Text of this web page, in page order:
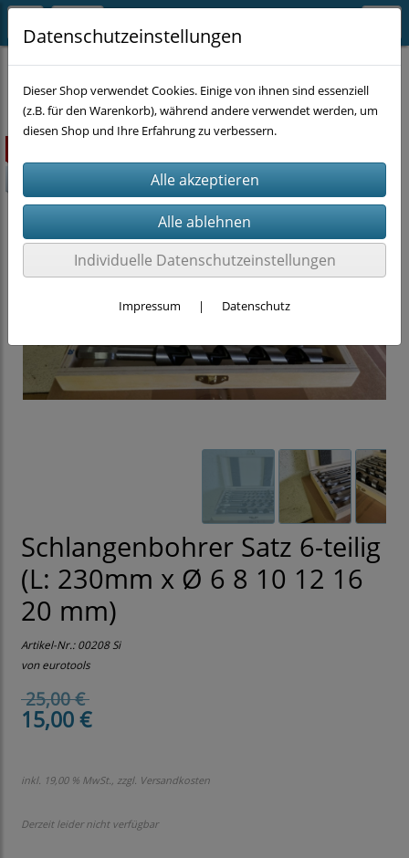
MASCHINEN-ZUBEHÖR BOHREN
Schlangenbohrer Satz 6-teilig
(L: 230mm x Ø 6 8 10 12 16
20 mm)
Artikel-Nr.:00208 Si
von eurotools
25,00 €
15,00 €
inkl. 19,00 % MwSt., zzgl. Versandkosten
Derzeit leider nicht verfügbar
Datenschutzeinstellungen
Dieser Shop verwendet Cookies. Einige von ihnen sind essenziell
(z.B. für den Warenkorb), während andere verwendet werden, um
diesen Shop und Ihre Erfahrung zu verbessern.
Individuelle Datenschutzeinstellungen
Impressum | Datenschutz